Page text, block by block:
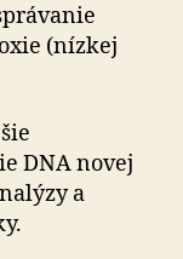
(nízkej
DNA novej
a